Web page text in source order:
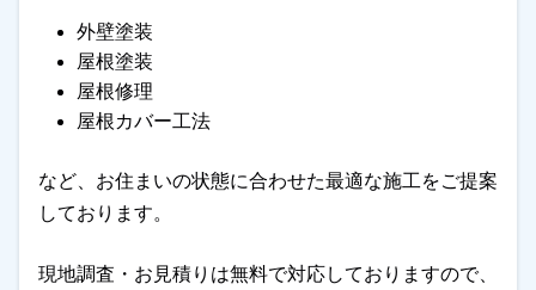
外壁塗装
屋根塗装
屋根修理
屋根カバー工法
など、お住まいの状態に合わせた最適な施工をご提案
しております。
現地調査・お見積りは無料で対応しておりますので、